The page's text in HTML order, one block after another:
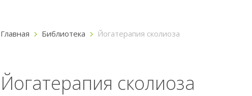
Главная Библиотека Йогатерапия сколиоза
Йогатерапия сколиоза